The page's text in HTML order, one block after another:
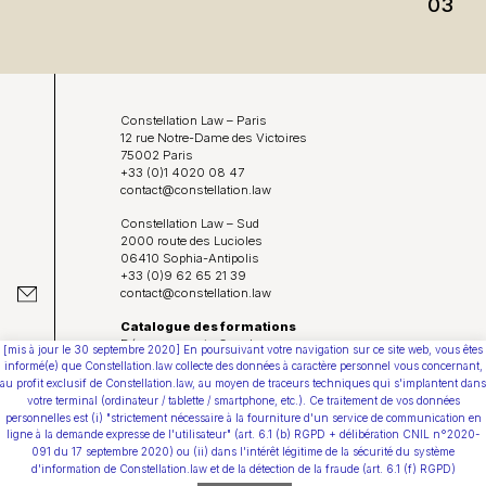
Constellation Law – Paris
12 rue Notre-Dame des Victoires
75002 Paris
+33 (0)1 4020 08 47
contact@constellation.law
Constellation Law – Sud
2000 route des Lucioles
06410 Sophia-Antipolis
+33 (0)9 62 65 21 39
contact@constellation.law
Catalogue des formations
Déposer un avis Google
Protection de vos données personnelles
Conditions Générales d’Utilisation
Direction artistique & webdesign :
Juliette Gabolde • bureau-bolde.com
Youtube
[mis à jour le 30 septembre 2020] En poursuivant votre navigation sur ce site web, vous êtes
informé(e) que Constellation.law collecte des données à caractère personnel vous concernant,
au profit exclusif de Constellation.law, au moyen de traceurs techniques qui s'implantent dans
votre terminal (ordinateur / tablette / smartphone, etc.). Ce traitement de vos données
personnelles est (i) "strictement nécessaire à la fourniture d'un service de communication en
ligne à la demande expresse de l'utilisateur" (art. 6.1 (b) RGPD + délibération CNIL n°2020-
091 du 17 septembre 2020) ou (ii) dans l'intérêt légitime de la sécurité du système
d'information de Constellation.law et de la détection de la fraude (art. 6.1 (f) RGPD)